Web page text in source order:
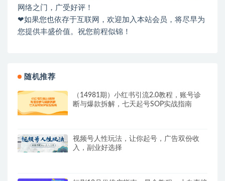
网络之门，广受好评！
❤如果您也依存于互联网，欢迎加入本站会员，将尽早为
您提供丰盛价值。祝您前程似锦！
随机推荐
（14981期）小红书引流2.0教程，账号诊
断与爆款拆解，七天起号SOP实战指南
视频号人性玩法，让你起号，广告双份收
入，副业好选择